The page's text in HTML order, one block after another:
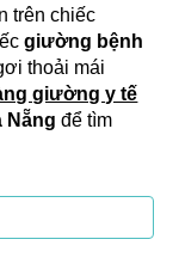
trên chiếc
giường bệnh
thoải mái
giường y tế
Nẵng để tìm